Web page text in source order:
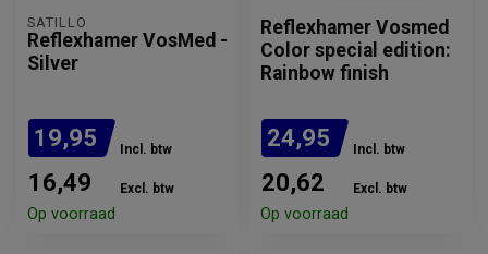
SATILLO
Reflexhamer VosMed -
Silver
19,95 Incl. btw
16,49 Excl. btw
Op voorraad
Reflexhamer Vosmed
Color special edition:
Rainbow finish
24,95 Incl. btw
20,62 Excl. btw
Op voorraad